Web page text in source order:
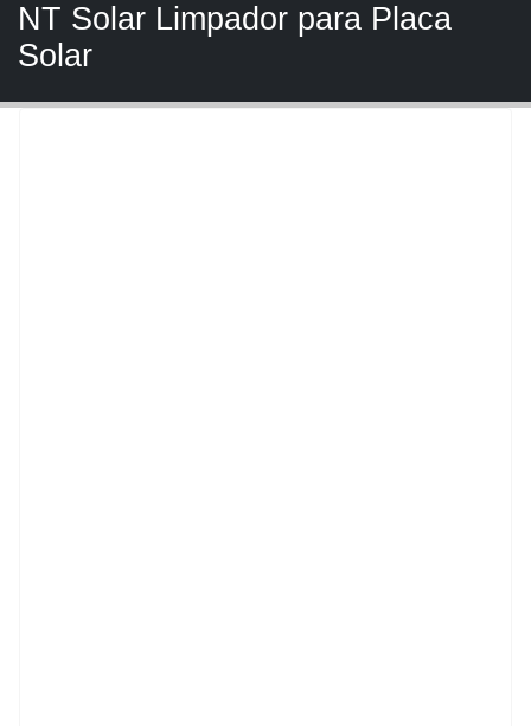
NT Solar Limpador para Placa
Solar